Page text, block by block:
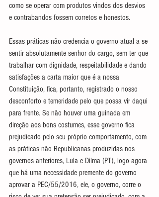
como se operar com produtos vindos dos desvios
e contrabandos fossem corretos e honestos.
Essas práticas não credencia o governo atual a se
sentir absolutamente senhor do cargo, sem ter que
trabalhar com dignidade, respeitabilidade e dando
satisfações a carta maior que é a nossa
Constituição, fica, portanto, registrado o nosso
desconforto e temeridade pelo que possa vir daqui
para frente. Se não houver uma guinada em
direção aos bons costumes, esse governo fica
prejudicado pelo seu próprio comportamento, com
as práticas não Republicanas produzidas nos
governos anteriores, Lula e Dilma (PT), logo agora
que há uma necessidade premente do governo
aprovar a PEC/55/2016, ele, o governo, corre o